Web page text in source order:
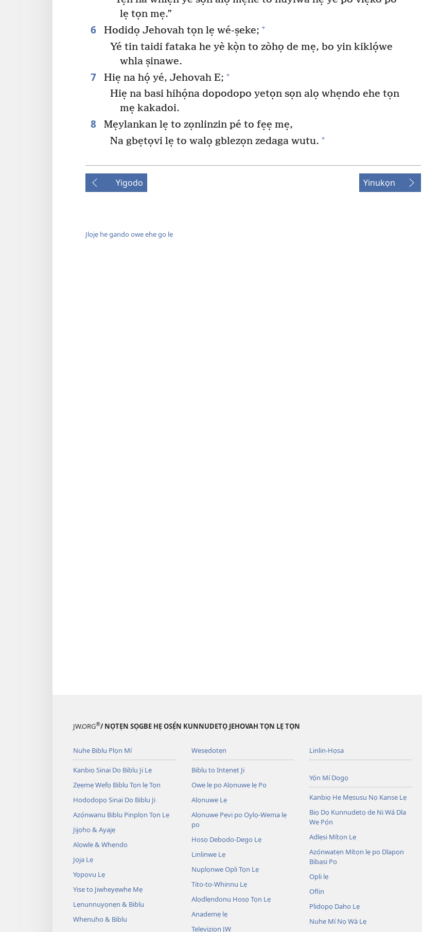
lẹ tọn mẹ.”
6 Hodidọ Jehovah tọn lẹ wé-ṣeke; +
Yé tin taidi fataka he yè kọ̀n to zòhọ de mẹ, bo yin kiklọ́we
whla ṣinawe.
7 Hiẹ na họ́ yé, Jehovah E; +
Hiẹ na basi hihọ́na dopodopo yetọn sọn alọ whẹndo ehe tọn
mẹ kakadoi.
8
Mẹylankan lẹ to zọnlinzin pé to fẹẹ mẹ,
Na gbẹtọvi lẹ to walọ gblezọn zedaga wutu. +
Yigodo Yinukọn
Jlọjẹ he gando owe ehe go lẹ
JW.ORG®/ NỌTẸN SỌGBE HẸ OSẸ́N KUNNUDETỌ JEHOVAH TỌN LẸ TỌN
Nuhe Biblu Plọn Mí
Kanbiọ Sinai Do Biblu Ji Lẹ
Zẹẹmẹ Wefọ Biblu Tọn lẹ Tọn
Hodọdopọ Sinai Do Biblu Ji
Azọ́nwanu Biblu Pinplọn Tọn Lẹ
Jijọho & Ayajẹ
Alọwle & Whẹndo
Jọja Lẹ
Yọpọvu Lẹ
Yise to Jiwheyẹwhe Mẹ
Lẹnunnuyọnẹn & Biblu
Whenuho & Biblu
Wesẹdotẹn
Biblu to Intẹnẹt Ji
Owe lẹ po Alọnuwe lẹ Po
Alọnuwe Lẹ
Alọnuwe Pẹvi po Oylọ-Wema lẹ
po
Hosọ Debọdo-Dego Lẹ
Linlinwe Lẹ
Nuplọnwe Opli Tọn Lẹ
Tito-to-Whinnu Lẹ
Alọdlẹndonu Hosọ Tọn Lẹ
Anademẹ lẹ
Televiziọn JW
Linlin-Họsa
Yọ́n Mí Dogọ
Kanbiọ He Mẹsusu Nọ Kanse Lẹ
Biọ Dọ Kunnudetọ de Ni Wá Dla
We Pọ́n
Adlẹsi Mítọn Lẹ
Azọ́nwatẹn Mítọn lẹ po Dlapọn
Bibasi Po
Opli lẹ
Oflin
Plidopọ Daho Lẹ
Nuhe Mí Nọ Wà Lẹ